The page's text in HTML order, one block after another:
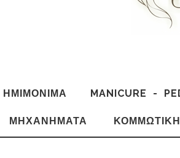
ΗΜΙΜΌΝΙΜΑ MANICURE -
ΜΗΧΑΝΉΜΑΤΑ ΚΟΜΜΩΤΙΚΉ